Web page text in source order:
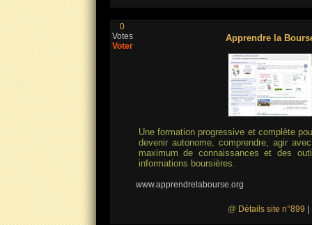
0
Votes
Voter
Apprendre la
Une formation progressive et complète
devenir autonome, comprendre, agir
maximum de connaissances et des
informations boursières.
www.apprendrelabourse.org
@ Détails site n°899